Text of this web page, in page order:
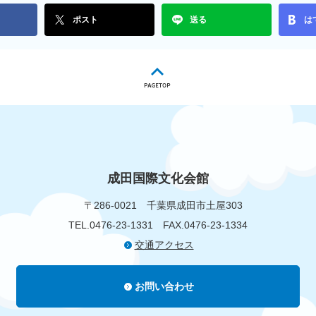
ポスト 送る は
成田国際文化会館
〒286-0021 千葉県成田市土屋303
TEL.0476-23-1331 FAX.0476-23-1334
交通アクセス
お問い合わせ